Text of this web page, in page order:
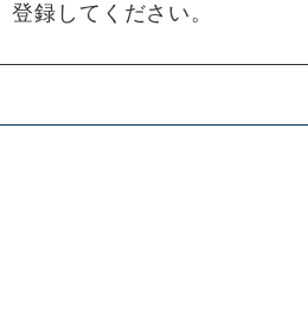
登録してください。